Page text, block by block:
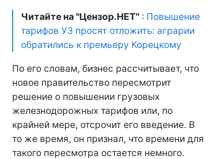
Читайте на "Цензор.НЕТ" : Повышение
тарифов УЗ просят отложить: аграрии
обратились к премьеру Корецкому
По его словам, бизнес рассчитывает, что
новое правительство пересмотрит
решение о повышении грузовых
железнодорожных тарифов или, по
крайней мере, отсрочит его введение. В
то же время, он признал, что времени для
такого пересмотра остается немного.